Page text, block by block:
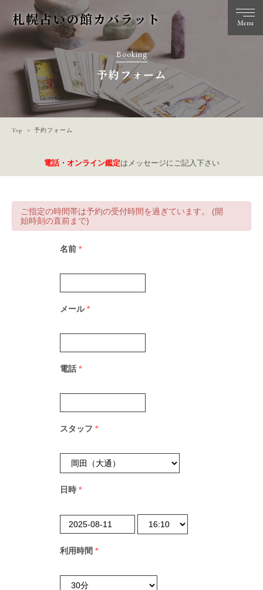
札幌占いの館カバラット Menu
Booking
予約フォーム
Top 予約フォーム
電話・オンライン鑑定はメッセージにご記入下さい
ご指定の時間帯は予約の受付時間を過ぎています。 (開
始時刻の直前まで)
名前 *
メール *
電話 *
スタッフ *
日時 *
利用時間 *